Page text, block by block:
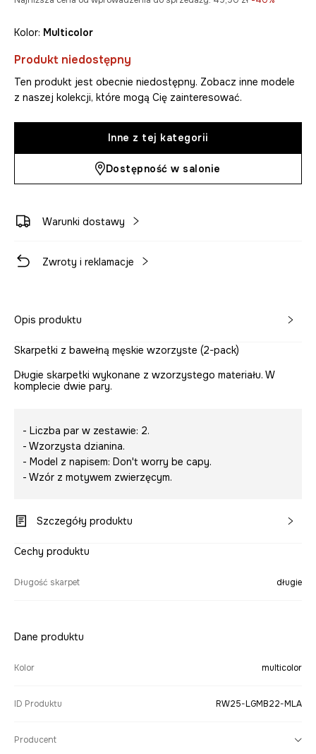
Kolor: multicolor
Produkt niedostępny
Ten produkt jest obecnie niedostępny. Zobacz inne modele
z naszej kolekcji, które mogą Cię zainteresować.
Inne z tej kategorii
Dostępność w salonie
Warunki dostawy
Zwroty i reklamacje
Opis produktu
Skarpetki z bawełną męskie wzorzyste (2-pack)
Długie skarpetki wykonane z wzorzystego materiału. W
komplecie dwie pary.
- Liczba par w zestawie: 2.
- Wzorzysta dzianina.
- Model z napisem: Don't worry be capy.
- Wzór z motywem zwierzęcym.
Szczegóły produktu
Cechy produktu
Długość skarpet długie
Dane produktu
Kolor multicolor
ID Produktu RW25-LGMB22-MLA
Producent